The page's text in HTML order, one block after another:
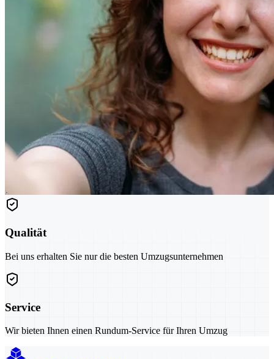
Qualität
Bei uns erhalten Sie nur die besten Umzugsunternehmen
Service
Wir bieten Ihnen einen Rundum-Service für Ihren Umzug